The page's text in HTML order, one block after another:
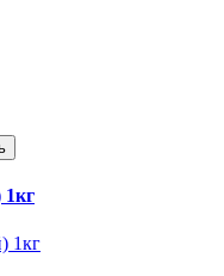
1кг